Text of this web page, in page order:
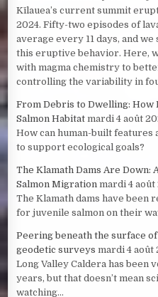
Kīlauea’s current summit
2024. Fifty-two episodes of
average every 11 days, and
this eruptive behavior. Here,
with magma chemistry to
controlling the variability in
From Debris to Dwelling: How
Salmon Habitat mardi 4 août
How can human-built
to support ecological goals?
The Klamath Dams Are Down:
Salmon Migration mardi 4 août
The Klamath dams have been
for juvenile salmon on their
Peering beneath the surface
geodetic surveys mardi 4 août
Long Valley Caldera has been
years, but that doesn’t mean
watching...